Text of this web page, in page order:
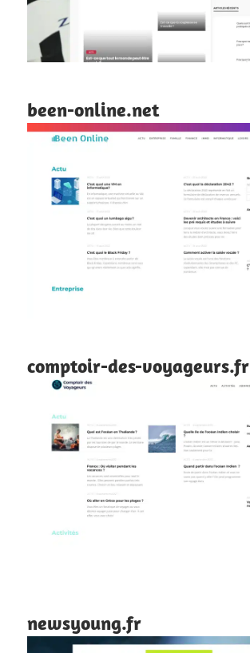
been-online.net
comptoir-des-voyageurs.fr
newsyoung.fr